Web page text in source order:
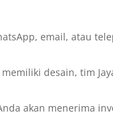
email, atau
desain, tim
akan menerima